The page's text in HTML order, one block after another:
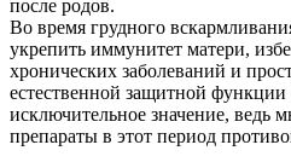
после родов.
Во время грудного
укрепить иммунитет матери,
хронических заболеваний и
естественной защитной функции
исключительное значение, ведь
препараты в этот период